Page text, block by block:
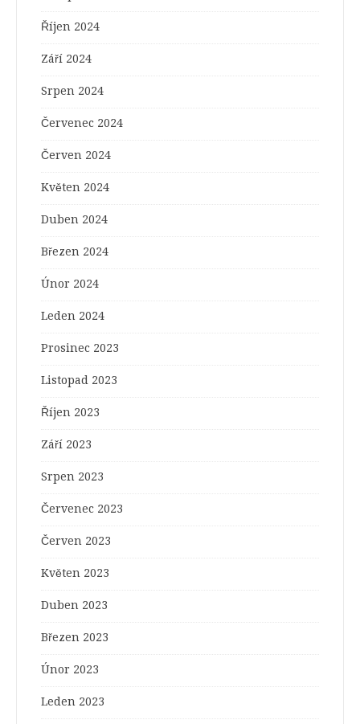
Říjen 2024
Září 2024
Srpen 2024
Červenec 2024
Červen 2024
Květen 2024
Duben 2024
Březen 2024
Únor 2024
Leden 2024
Prosinec 2023
Listopad 2023
Říjen 2023
Září 2023
Srpen 2023
Červenec 2023
Červen 2023
Květen 2023
Duben 2023
Březen 2023
Únor 2023
Leden 2023